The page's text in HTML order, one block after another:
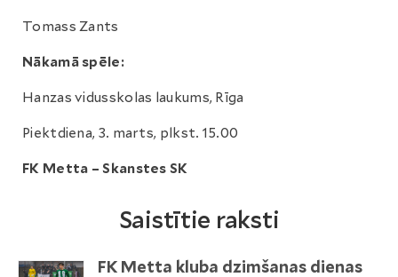
Tomass Zants
Nākamā spēle:
Hanzas vidusskolas laukums, Rīga
Piektdiena, 3. marts, plkst. 15.00
FK Metta – Skanstes SK
Saistītie raksti
FK Metta kluba dzimšanas dienas